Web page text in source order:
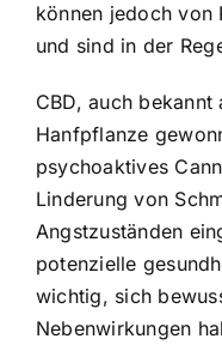
können jedoch von
und sind in der
CBD, auch
Hanfpflanze
psychoaktives
Linderung von
Angstzuständen
potenzielle
wichtig, sich
Nebenwirkungen